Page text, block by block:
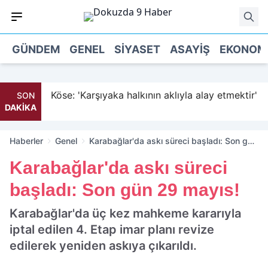
GÜNDEM GENEL SIYASET ASAYIŞ
SON
DAKİKA
Köse: 'Karşıyaka halkının aklıyla alay etmektir'
Haberler Genel
Karabağlar'da askı süreci başladı: Son gün
Karabağlar'da askı süreci
başladı: Son gün 29 mayıs!
Karabağlar'da üç kez mahkeme kararıyla
iptal edilen 4. Etap imar planı revize
edilerek yeniden askıya çıkarıldı.